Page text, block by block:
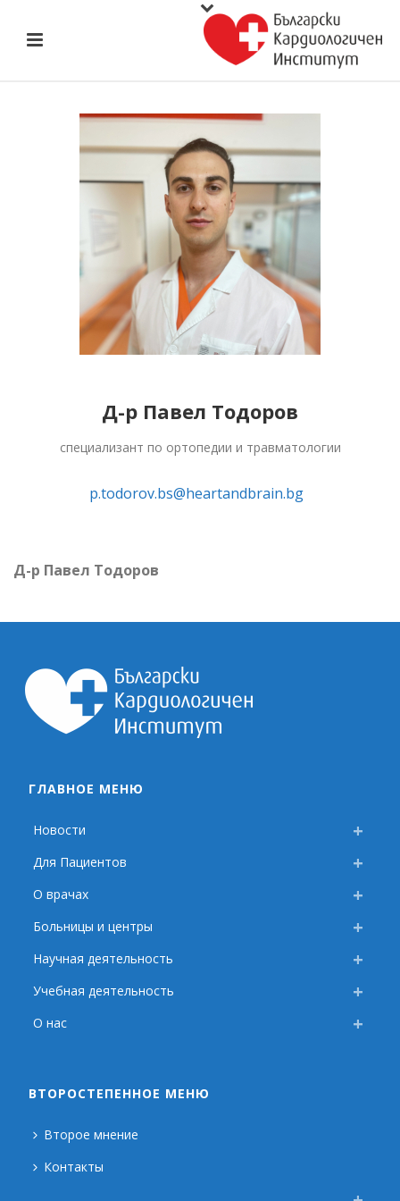
Д-р Павел Тодоров
специализант по ортопедии и травматологии
p.todorov.bs@heartandbrain.bg
Д-р Павел Тодоров
ГЛАВНОЕ МЕНЮ
Новости
Для Пациентов
О врачах
Больницы и центры
Научная деятельность
Учебная деятельность
О нас
ВТОРОСТЕПЕННОЕ МЕНЮ
Второе мнение
Контакты